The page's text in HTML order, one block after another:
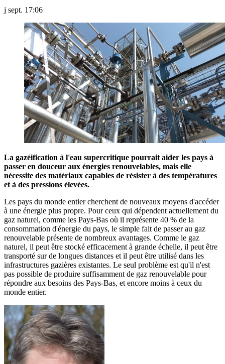
j sept. 17:06
La gazéification à l'eau supercritique pourrait aider les pays à
passer en douceur aux énergies renouvelables, mais elle
nécessite des matériaux capables de résister à des températures
et à des pressions élevées.
Les pays du monde entier cherchent de nouveaux moyens d'accéder
à une énergie plus propre. Pour ceux qui dépendent actuellement du
gaz naturel, comme les Pays-Bas où il représente 40 % de la
consommation d'énergie du pays, le simple fait de passer au gaz
renouvelable présente de nombreux avantages. Comme le gaz
naturel, il peut être stocké efficacement à grande échelle, il peut être
transporté sur de longues distances et il peut être utilisé dans les
infrastructures gazières existantes. Le seul problème est qu'il n'est
pas possible de produire suffisamment de gaz renouvelable pour
répondre aux besoins des Pays-Bas, et encore moins à ceux du
monde entier.